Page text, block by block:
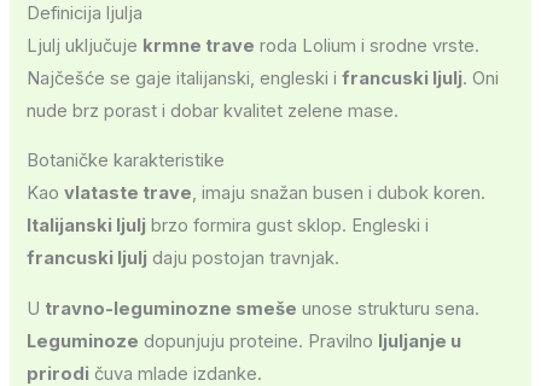
Definicija ljulja
Ljulj uključuje krmne trave roda Lolium i srodne vrste.
Najčešće se gaje italijanski, engleski ifrancuski ljulj. Oni
nude brz porast i dobar kvalitet zelene mase.
Botaničke karakteristike
Kaovlataste trave, imaju snažan busen i dubok koren.
Italijanski ljulj brzo formira gust sklop. Engleski i
francuski ljulj daju postojan travnjak.
U travno-leguminozne smeše unose strukturu sena.
Leguminoze dopunjuju proteine. Pravilno ljuljanje u
prirodi čuva mlade izdanke.